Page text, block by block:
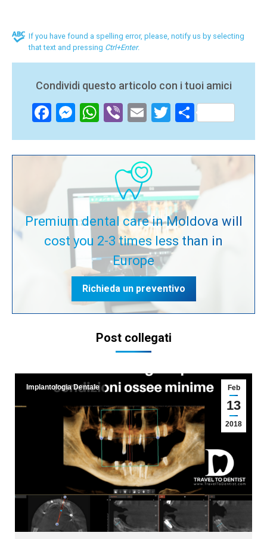
If you have found a spelling error, please, notify us by selecting
that text and pressing Ctrl+Enter.
Condividi questo articolo con i tuoi amici
Facebook
Messenger
WhatsApp
ViberEmailTwitter
Share
Premium dental care in Moldova will
cost you 2-3 times less than in
Europe
Richieda un preventivo
Post collegati
Implantologia Dentale Feb
13
2018